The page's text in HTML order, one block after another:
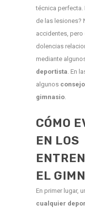
técnica perfecta.
de las lesiones?
accidentes, pero
dolencias
mediante
deportista. En
algunos
gimnasio.
CÓMO
EN LOS
EL
En primer lugar,
cualquier